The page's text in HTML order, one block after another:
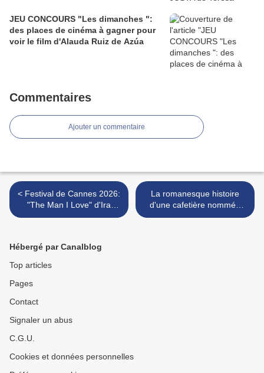
JEU CONCOURS "Les dimanches ":
des places de cinéma à gagner pour
voir le film d'Alauda Ruiz de Azúa
Commentaires
Ajouter un commentaire
< Festival de Cannes 2026:
"The Man I Love" d'Ira
Sachs, compétition officielle
La romanesque histoire
d'une cafetière nommée
Moka ou la saga d’une
Hébergé par Canalblog
Top articles
Pages
Contact
Signaler un abus
C.G.U.
Cookies et données personnelles